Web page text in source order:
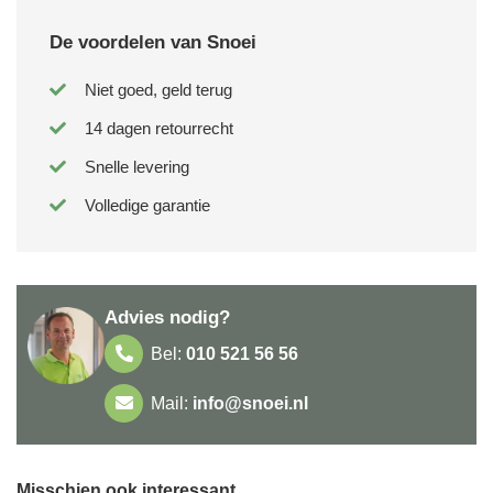
De voordelen van Snoei
Niet goed, geld terug
14 dagen retourrecht
Snelle levering
Volledige garantie
Advies nodig?
Bel: 010 521 56 56
Mail: info@snoei.nl